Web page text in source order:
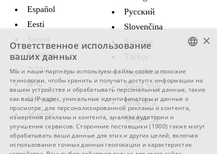
Español
Eesti
Suomi
Français
עברית
हिन्दी
Hrvatski
Magyar
Русский
Slovenčina
Svenska
Türkçe
Украïнська
Tiếng Việt
简体中文
繁體中文
SWEDISH
SPANISH
CATALAN
BULGARIAN
×
Ответственное использование
ваших данных
Мы и наши партнёры используем файлы cookie и похожие
технологии, чтобы хранить и получать доступ к информации на
вашем устройстве и обрабатывать персональные данные, такие
как ваш IP-адрес, уникальные идентификаторы и данные о
просмотре, для персонализированной рекламы и контента,
измерения рекламы и контента, анализа аудитории и
улучшения сервисов.Сторонние поставщики (1900) также могут
обрабатывать ваши данные для этих и других целей, включая
использование точных данных геолокации и характеристик